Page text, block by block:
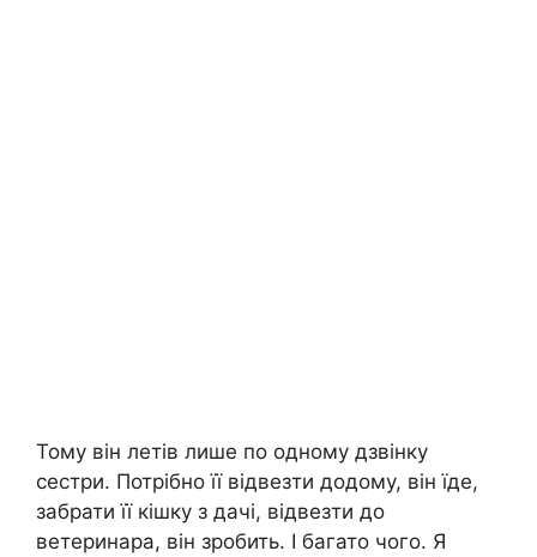
Тому він летів лише по одному дзвінку
сестри. Потрібно її відвезти додому, він їде,
забрати її кішку з дачі, відвезти до
ветеринара, він зробить. І багато чого. Я